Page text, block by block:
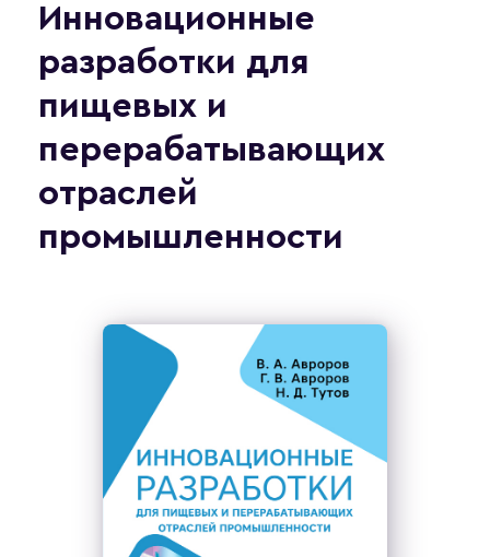
Инновационные
разработки для
пищевых и
перерабатывающих
отраслей
промышленности